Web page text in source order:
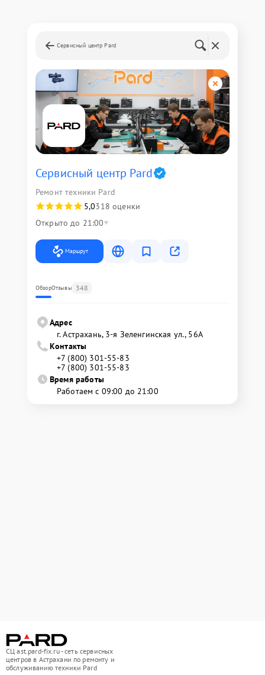
Сервисный центр Pard
Сервисный центр Pard
Ремонт техники Pard
5,0318 оценки
Открыто до 21:00
Маршрут
ОбзорОтзывы 348
Адрес
г. Астрахань, 3-я Зеленгинская ул., 56А
Контакты
+7 (800) 301-55-83
+7 (800) 301-55-83
Время работы
Работаем с 09:00 до 21:00
СЦ ast.pard-fix.ru - сеть сервисных
центров в Астрахани по ремонту и
обслуживанию техники Pard